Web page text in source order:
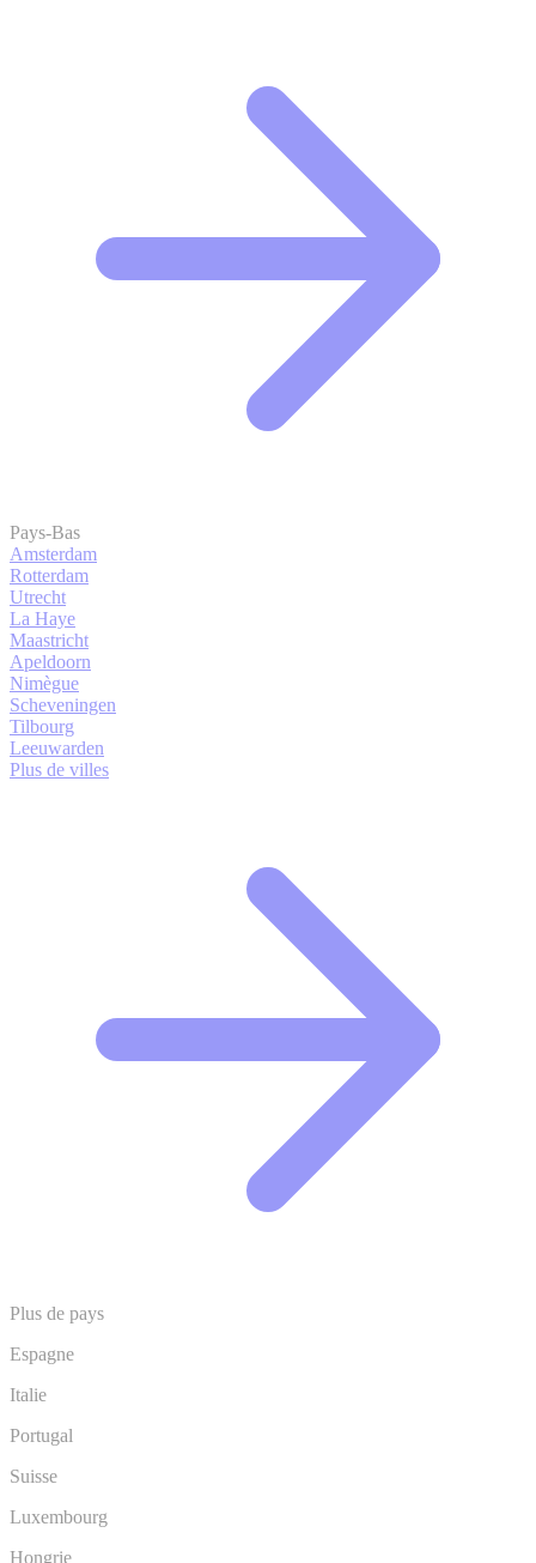
Pays-Bas
Amsterdam
Rotterdam
Utrecht
La Haye
Maastricht
Apeldoorn
Nimègue
Scheveningen
Tilbourg
Leeuwarden
Plus de villes
Plus de pays
Espagne
Italie
Portugal
Suisse
Luxembourg
Hongrie